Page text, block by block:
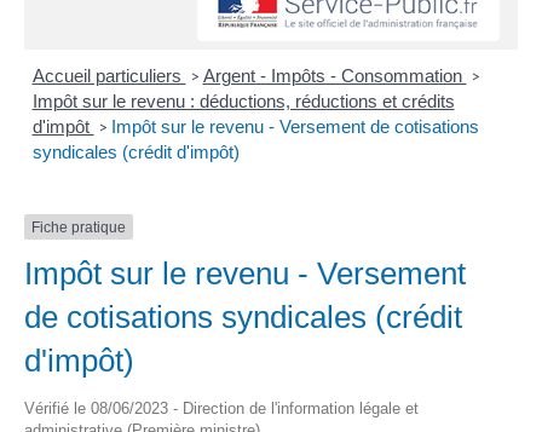
Accueil particuliers > Argent - Impôts - Consommation >
Impôt sur le revenu : déductions, réductions et crédits
d'impôt > Impôt sur le revenu - Versement de cotisations
syndicales (crédit d'impôt)
Fiche pratique
Impôt sur le revenu - Versement
de cotisations syndicales (crédit
d'impôt)
Vérifié le 08/06/2023 - Direction de l'information légale et